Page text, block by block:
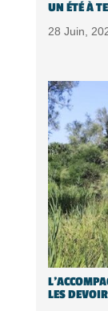
UN ÉTÉ À
28 Juin,
LES